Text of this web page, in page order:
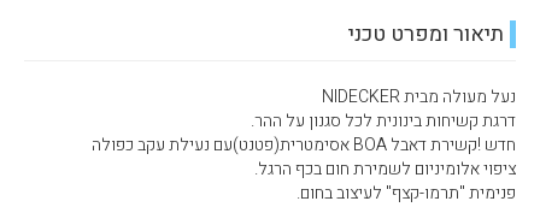
תיאור ומפרט טכני
נעל מעולה מבית NIDECKER
דרגת קשיחות בינונית לכל סגנון על ההר.
חדש !קשירת דאבל BOA אסימטרית(פטנט)עם נעילת עקב כפולה
ציפוי אלומיניום לשמירת חום בכף הרגל.
פנימית "תרמו-קצף" לעיצוב בחום.